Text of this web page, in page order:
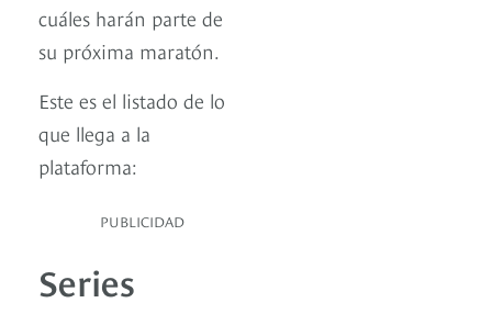
cuáles harán parte de
su próxima maratón.
Este es el listado de lo
que llega a la
plataforma:
PUBLICIDAD
Series